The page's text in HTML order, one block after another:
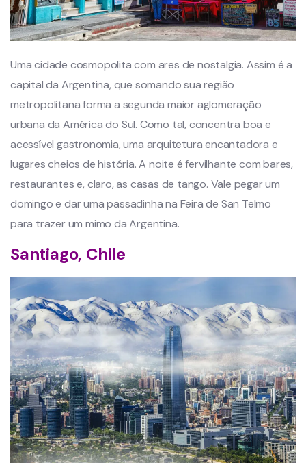
Uma cidade cosmopolita com ares de nostalgia. Assim é a
capital da Argentina, que somando sua região
metropolitana forma a segunda maior aglomeração
urbana da América do Sul. Como tal, concentra boa e
acessível gastronomia, uma arquitetura encantadora e
lugares cheios de história. A noite é fervilhante com bares,
restaurantes e, claro, as casas de tango. Vale pegar um
domingo e dar uma passadinha na Feira de San Telmo
para trazer um mimo da Argentina.
Santiago, Chile